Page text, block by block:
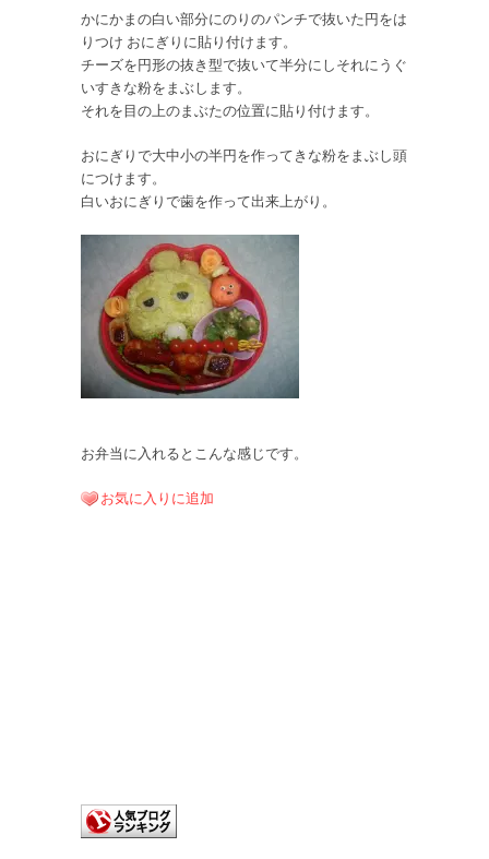
かにかまの白い部分にのりのパンチで抜いた円をは
りつけ おにぎりに貼り付けます。
チーズを円形の抜き型で抜いて半分にしそれにうぐ
いすきな粉をまぶします。
それを目の上のまぶたの位置に貼り付けます。
おにぎりで大中小の半円を作ってきな粉をまぶし頭
につけます。
白いおにぎりで歯を作って出来上がり。
お弁当に入れるとこんな感じです。
お気に入りに追加